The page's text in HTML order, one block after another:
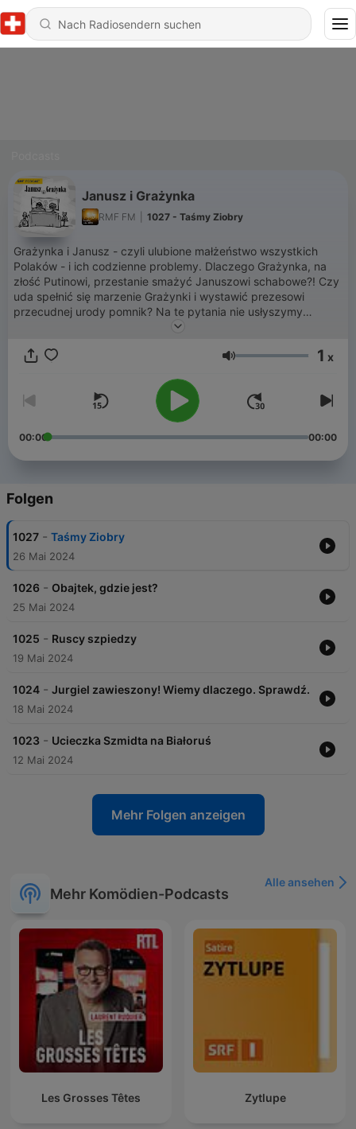
Janusz i Grażynka
RMF FM 1027 - Taśmy Ziobry
Grażynka i Janusz - czyli ulubione małżeństwo wszystkich
Polaków - i ich codzienne problemy. Dlaczego Grażynka, na
złość Putinowi, przestanie smażyć Januszowi schabowe?! Czy
uda spełnić się marzenie Grażynki i wystawić prezesowi
przecudnej urody pomnik? Na te pytania nie usłyszymy
odpowiedzi, ale na wiele innych pewnie tak! Janusz i Grażynka
Tomasz Olbratowski! W roli Grażynki - Grażynka!
Lautstärke 1 x
00:00 00:00
Folgen
1027 - Taśmy Ziobry
26 Mai 2024
1026 - Obajtek, gdzie jest?
25 Mai 2024
1025 - Ruscy szpiedzy
19 Mai 2024
1024 - Jurgiel zawieszony! Wiemy dlaczego. Sprawdź.
18 Mai 2024
1023 - Ucieczka Szmidta na Białoruś
12 Mai 2024
Mehr Folgen anzeigen
Mehr Komödien-Podcasts
Alle ansehen
Les Grosses Têtes Zytlupe